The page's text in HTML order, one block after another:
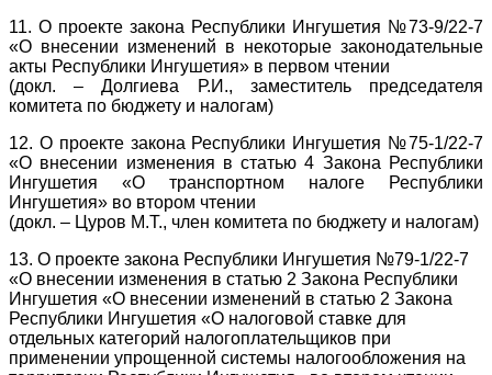
11. О проекте закона Республики Ингушетия №73-9/22-7
«О внесении изменений в некоторые законодательные
акты Республики Ингушетия» в первом чтении
(докл. – Долгиева Р.И., заместитель председателя
комитета по бюджету и налогам)
12. О проекте закона Республики Ингушетия №75-1/22-7
«О внесении изменения в статью 4 Закона Республики
Ингушетия «О транспортном налоге Республики
Ингушетия» во втором чтении
(докл. – Цуров М.Т., член комитета по бюджету и налогам)
13. О проекте закона Республики Ингушетия №79-1/22-7
«О внесении изменения в статью 2 Закона Республики
Ингушетия «О внесении изменений в статью 2 Закона
Республики Ингушетия «О налоговой ставке для
отдельных категорий налогоплательщиков при
применении упрощенной системы налогообложения на